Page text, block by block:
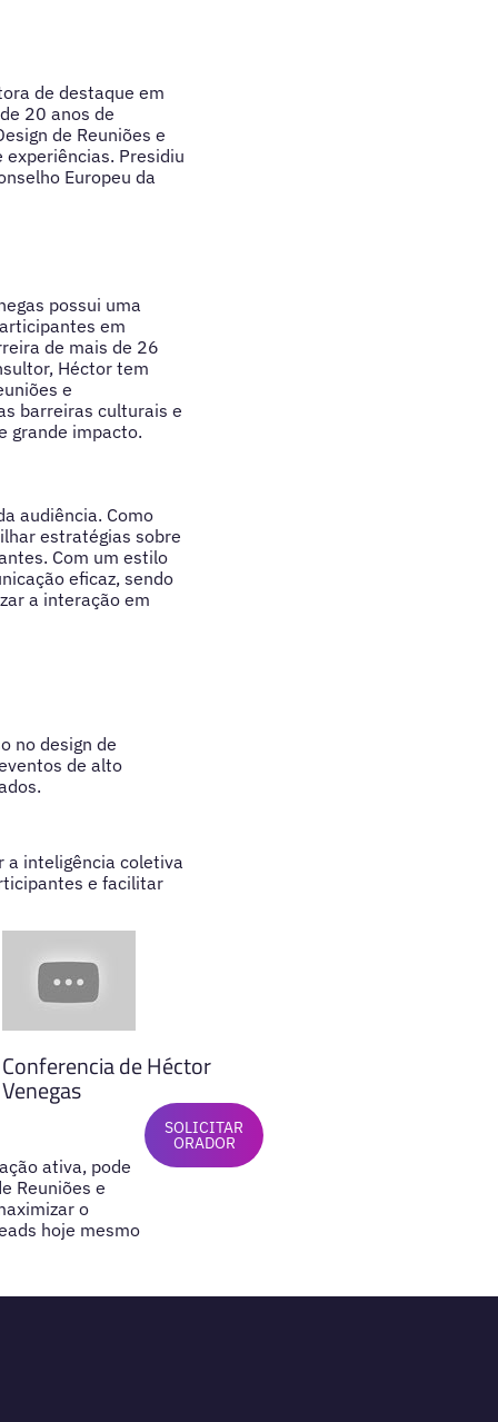
de destaque em
20 anos de
de Reuniões e
Presidiu
Europeu da
possui uma
em
de mais de 26
Héctor tem
e
barreiras culturais e
grande impacto.
audiência. Como
estratégias sobre
Com um estilo
eficaz, sendo
a interação em
no design de
de alto
a inteligência coletiva
e facilitar
Conferencia de Héctor
Venegas
ativa, pode
Reuniões e
o
hoje mesmo
SOLICITAR
ORADOR